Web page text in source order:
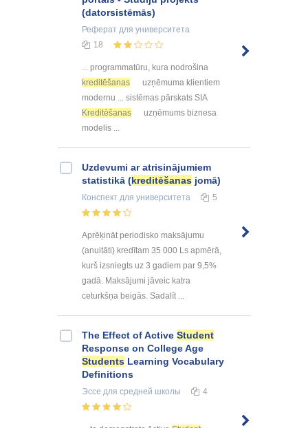
(datorsistēmās)
Реферат для университета
18
... programmatūru, kura nodrošina
kreditēšanas
uzņēmuma klientiem
modernu ... sistēmas pārskats SIA
Kreditēšanas
uzņēmums biznesa
modelis ...
Uzdevumi ar atrisinājumiem
statistikā (kreditēšanas jomā)
Конспект для университета 5
Aprēķināt periodisko maksājumu
(anuitāti) kredītam 35 000 Ls apmērā,
kurš izsniegts uz 3 gadiem par 9,5%
gadā. Maksājumi jāveic katra
ceturkšņa beigās. Sadalīt ...
The Effect of Active Student
Response on College Age
Students Learning Vocabulary
Definitions
Эссе для средней школы 4